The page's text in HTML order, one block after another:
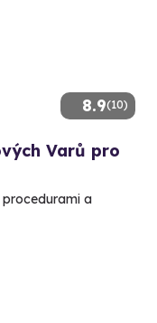
8.9(10)
Varů pro
a